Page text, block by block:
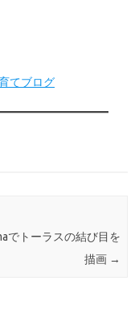
てブログ
でトーラスの結び目を
描画 →